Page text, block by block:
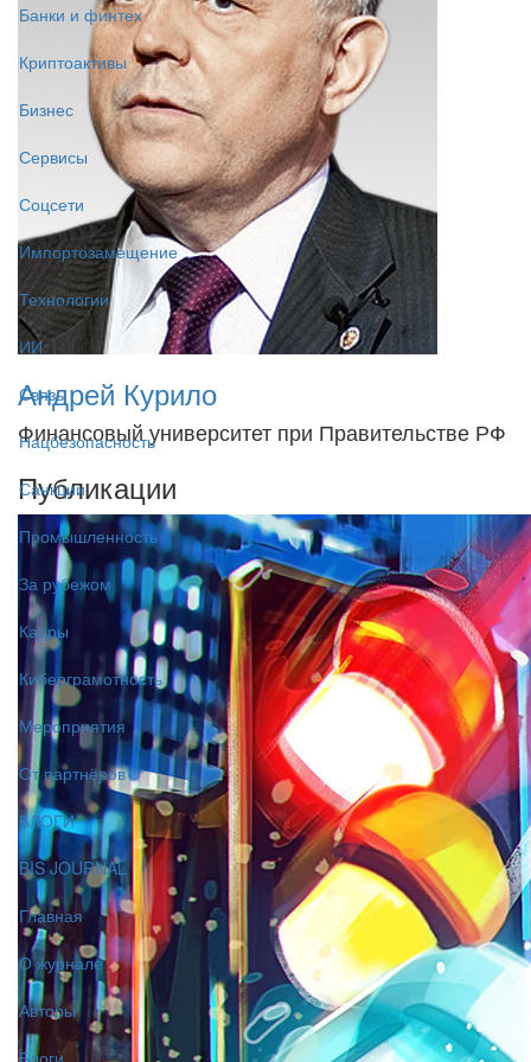
Банки и финтех
Криптоактивы
Бизнес
Сервисы
Соцсети
Импортозамещение
Технологии
ИИ
Связь
Нацбезопасность
Санкции
Промышленность
За рубежом
Кадры
Киберграмотность
Мероприятия
От партнёров
БЛОГИ
BIS JOURNAL
Главная
О журнале
Авторы
Блоги
Андрей Курило
Финансовый университет при Правительстве РФ
Публикации